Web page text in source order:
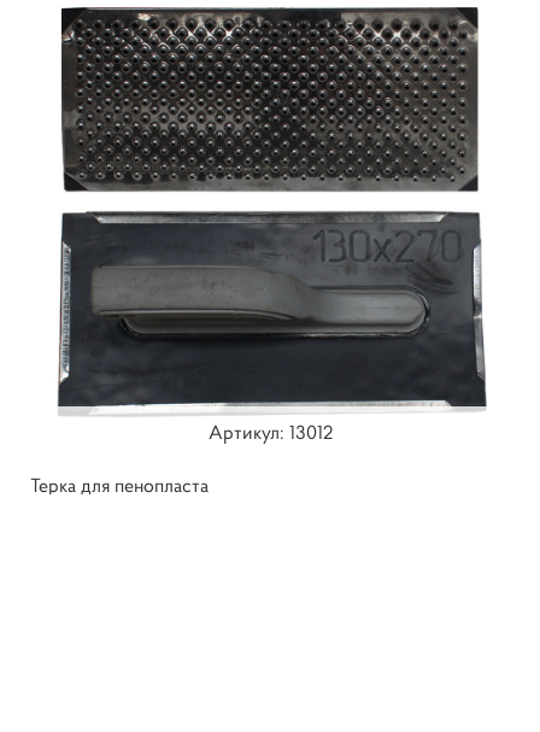
Артикул: ​13012
Терка для пенопласта